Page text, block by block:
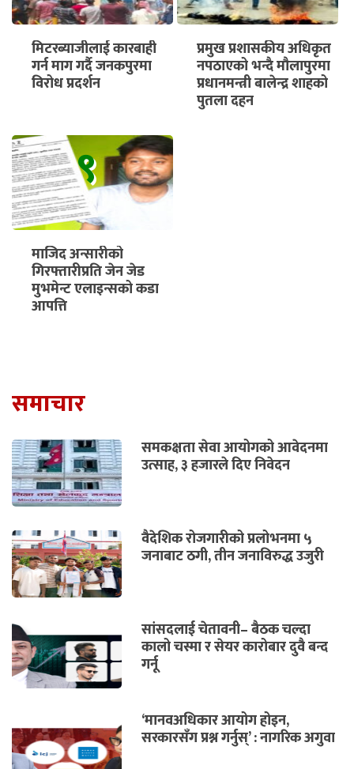
मिटरब्याजीलाई कारबाही
गर्न माग गर्दै जनकपुरमा
विरोध प्रदर्शन
प्रमुख प्रशासकीय अधिकृत
नपठाएको भन्दै मौलापुरमा
प्रधानमन्त्री बालेन्द्र शाहको
पुतला दहन
९
माजिद अन्सारीको
गिरफ्तारीप्रति जेन जेड
मुभमेन्ट एलाइन्सको कडा
आपत्ति
समाचार
समकक्षता सेवा आयोगको आवेदनमा
उत्साह, ३ हजारले दिए निवेदन
वैदेशिक रोजगारीको प्रलोभनमा ५
जनाबाट ठगी, तीन जनाविरुद्ध उजुरी
सांसदलाई चेतावनी– बैठक चल्दा
कालो चस्मा र सेयर कारोबार दुवै बन्द
गर्नू
‘मानवअधिकार आयोग होइन,
सरकारसँग प्रश्न गर्नुस्’ : नागरिक अगुवा